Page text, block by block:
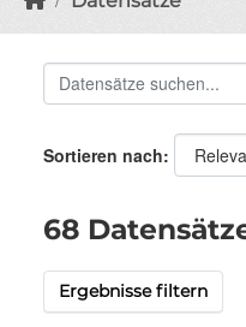
Sortieren nach
68
Ergebnisse filtern